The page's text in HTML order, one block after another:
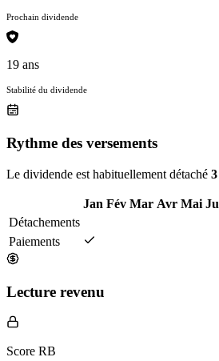
Prochain dividende
19 ans
Stabilité du dividende
Rythme des versements
Le dividende est habituellement détaché
Jan Fév Mar Avr Mai
Détachements
Paiements
Lecture revenu
Score RB